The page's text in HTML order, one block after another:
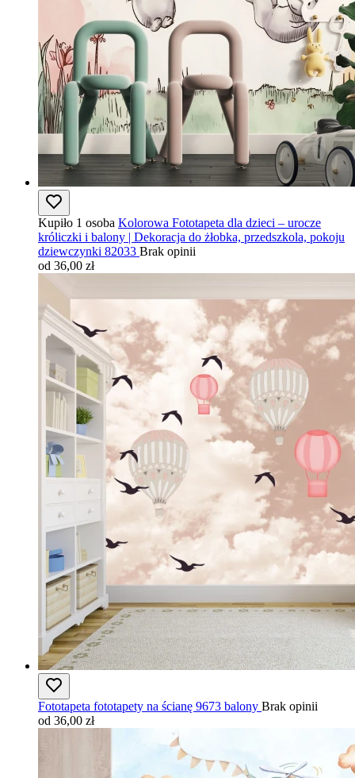
Kupiło 1 osoba Kolorowa Fototapeta dla dzieci – urocze
króliczki i balony | Dekoracja do żłobka, przedszkola, pokoju
dziewczynki 82033 Brak opinii
od 36,00 zł
Fototapeta fototapety na ścianę 9673 balony Brak opinii
od 36,00 zł